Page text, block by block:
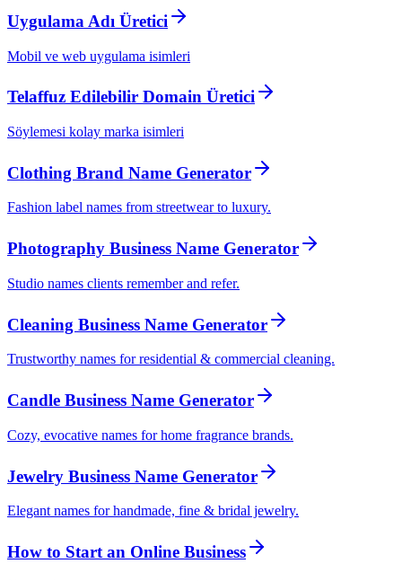
Uygulama Adı Üretici
Mobil ve web uygulama isimleri
Telaffuz Edilebilir Domain Üretici
Söylemesi kolay marka isimleri
Clothing Brand Name Generator
Fashion label names from streetwear to luxury.
Photography Business Name Generator
Studio names clients remember and refer.
Cleaning Business Name Generator
Trustworthy names for residential & commercial cleaning.
Candle Business Name Generator
Cozy, evocative names for home fragrance brands.
Jewelry Business Name Generator
Elegant names for handmade, fine & bridal jewelry.
How to Start an Online Business